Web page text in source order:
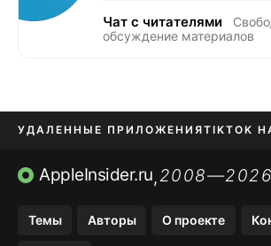
Чат с читателями
обсуждение материалов
УДАЛЕННЫЕ ПРИЛОЖЕНИЯTIKTOK
ПРИЛОЖЕНИЯ БЕЗ APP STORE
AppleInsider.ru,2008—2026
Темы Авторы О проекте